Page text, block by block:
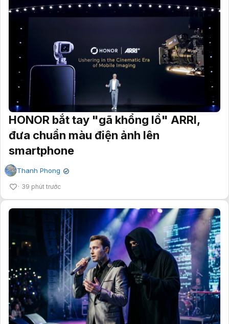
HONOR bắt tay "gã khổng lồ" ARRI,
đưa chuẩn màu điện ảnh lên
smartphone
Thanh Phong ✔
39 phút trước